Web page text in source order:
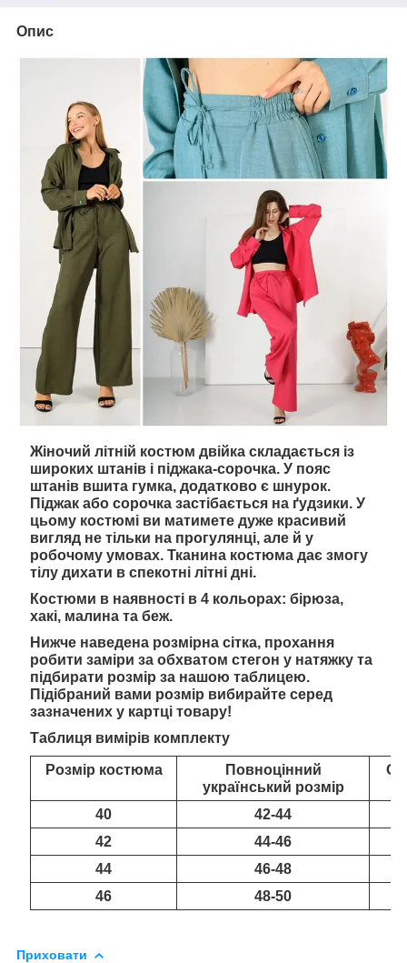
Опис
Жіночий літній костюм двійка складається із
широких штанів і піджака-сорочка. У пояс
штанів вшита гумка, додатково є шнурок.
Піджак або сорочка застібається на ґудзики. У
цьому костюмі ви матимете дуже красивий
вигляд не тільки на прогулянці, але й у
робочому умовах. Тканина костюма дає змогу
тілу дихати в спекотні літні дні.
Костюми в наявності в 4 кольорах: бірюза,
хакі, малина та беж.
Нижче наведена розмірна сітка, прохання
робити заміри за обхватом стегон у натяжку та
підбирати розмір за нашою таблицею.
Підібраний вами розмір вибирайте серед
зазначених у картці товару!
Таблиця вимірів комплекту
Розмір костюма
Повноцінний
український розмір
40
42-44
42
44-46
44
46-48
46
48-50
Приховати